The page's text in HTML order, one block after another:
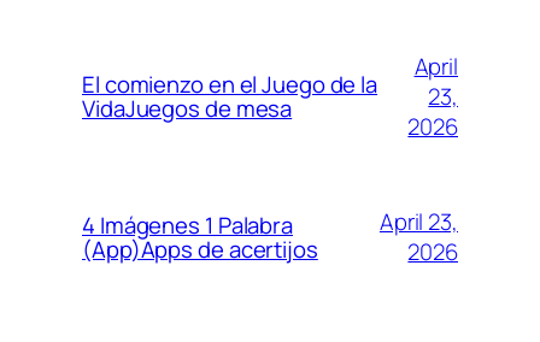
El comienzo en el Juego de la
VidaJuegos de mesa
April
23,
2026
4 Imágenes 1 Palabra
(App)Apps de acertijos
April 23,
2026